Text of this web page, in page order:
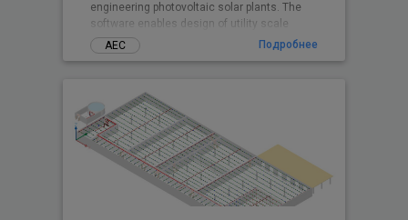
engineering photovoltaic solar plants. The
software enables design of utility scale
ground and commercial PV rooftops
АЕС Подробнее